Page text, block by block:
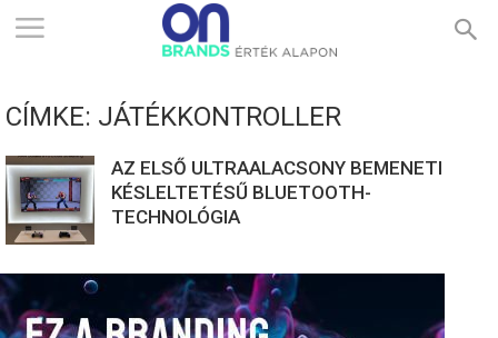
ONBRANDS
ÉRTÉK
ALAPON
CÍMKE: JÁTÉKKONTROLLER
AZ ELSŐ ULTRAALACSONY BEMENETI
KÉSLELTETÉSŰ BLUETOOTH-
TECHNOLÓGIA